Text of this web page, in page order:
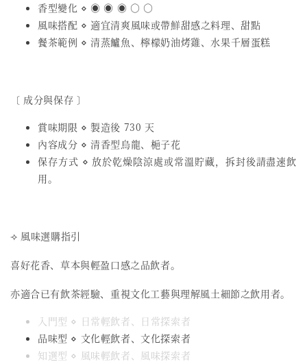
香型變化 ⋄ ◉ ◉ ◉ ○ ○
風味搭配 ⋄ 適宜清爽風味或帶鮮甜感之料理、甜點
餐茶範例 ⋄ 清蒸鱸魚、檸檬奶油烤雞、水果千層蛋糕
〔 成分與保存 〕
賞味期限 ⋄ 製造後 730 天
內容成分 ⋄ 清香型烏龍、梔子花
保存方式 ⋄ 放於乾燥陰涼處或常溫貯藏，拆封後請盡速飲
用。
⟢ 風味選購指引
喜好花香、草本與輕盈口感之品飲者。
亦適合已有飲茶經驗、重視文化工藝與理解風土細節之飲用者。
入門型 ⋄ 日常輕飲者、日常探索者
品味型 ⋄ 文化輕飲者、文化探索者
知選型 ⋄ 風味輕飲者、風味探索者